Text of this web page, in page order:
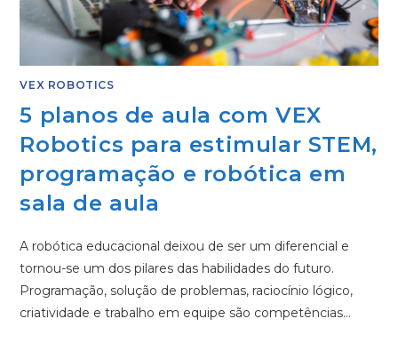
VEX ROBOTICS
5 planos de aula com VEX
Robotics para estimular STEM,
programação e robótica em
sala de aula
A robótica educacional deixou de ser um diferencial e
tornou-se um dos pilares das habilidades do futuro.
Programação, solução de problemas, raciocínio lógico,
criatividade e trabalho em equipe são competências…